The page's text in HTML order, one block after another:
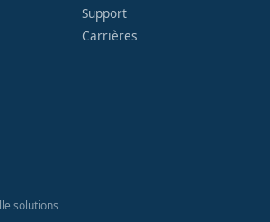
solutions
Support
Carrières